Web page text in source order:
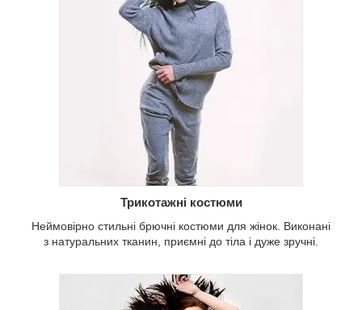
Трикотажні костюми
Неймовірно стильні брючні костюми для жінок. Виконані
з натуральних тканин, приємні до тіла і дуже зручні.